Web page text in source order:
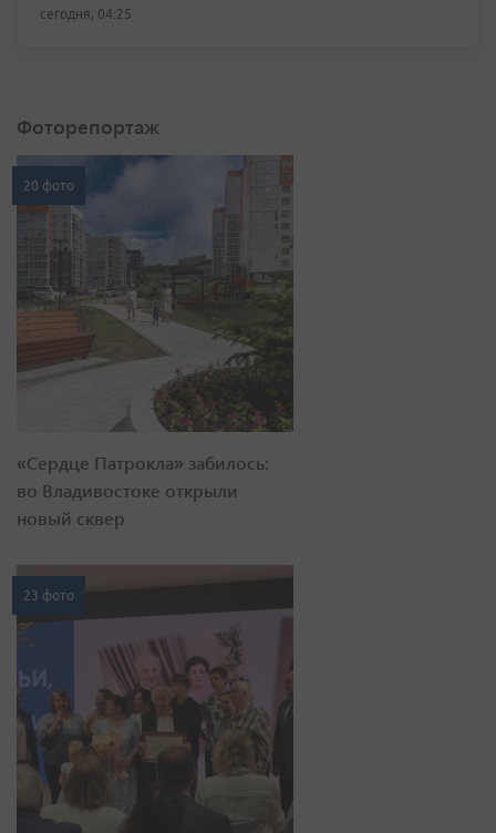
сегодня, 04:25
Фоторепортаж
20 фото
«Сердце Патрокла» забилось:
во Владивостоке открыли
новый сквер
23 фото